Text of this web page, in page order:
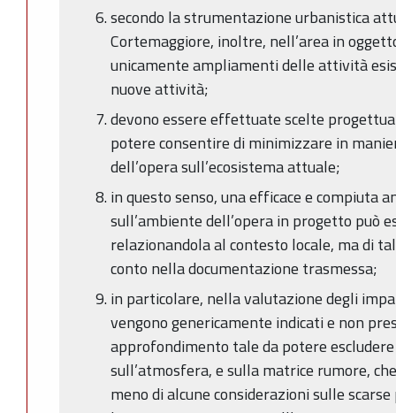
secondo la strumentazione urbanistica
Cortemaggiore, inoltre, nell’area in
unicamente ampliamenti delle attività
nuove attività;
devono essere effettuate scelte
potere consentire di minimizzare in
dell’opera sull’ecosistema attuale;
in questo senso, una efficace e compiuta
sull’ambiente dell’opera in progetto può
relazionandola al contesto locale, ma di
conto nella documentazione trasmessa;
in particolare, nella valutazione degli
vengono genericamente indicati e non
approfondimento tale da potere
sull’atmosfera, e sulla matrice rumore,
meno di alcune considerazioni sulle